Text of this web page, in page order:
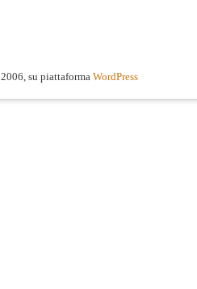
2006, su piattaforma WordPress